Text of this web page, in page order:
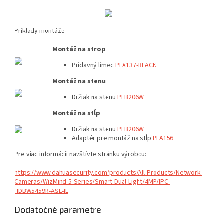
Príklady montáže
Montáž na strop
Prídavný límec PFA137-BLACK
Montáž na stenu
Držiak na stenu PFB206W
Montáž na stĺp
Držiak na stenu PFB206W
Adaptér pre montáž na stĺp PFA156
Pre viac informácii navštívte stránku výrobcu:
https://www.dahuasecurity.com/products/All-Products/Network-
Cameras/WizMind-5-Series/Smart-Dual-Light/4MP/IPC-
HDBW5459R-ASE-IL
Dodatočné parametre